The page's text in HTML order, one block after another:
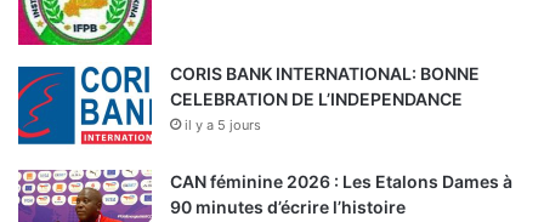
CORIS BANK INTERNATIONAL: BONNE
CELEBRATION DE L’INDEPENDANCE
il y a 5 jours
CAN féminine 2026 : Les Etalons Dames à
90 minutes d’écrire l’histoire